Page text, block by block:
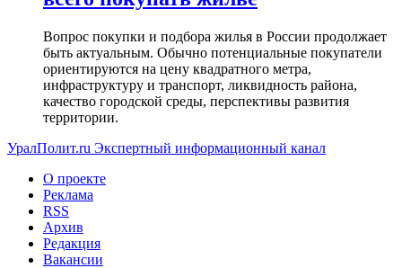
Вопрос покупки и подбора жилья в России продолжает
быть актуальным. Обычно потенциальные покупатели
ориентируются на цену квадратного метра,
инфраструктуру и транспорт, ликвидность района,
качество городской среды, перспективы развития
территории.
УралПолит.ru Экспертный информационный канал
О проекте
Реклама
RSS
Архив
Редакция
Вакансии